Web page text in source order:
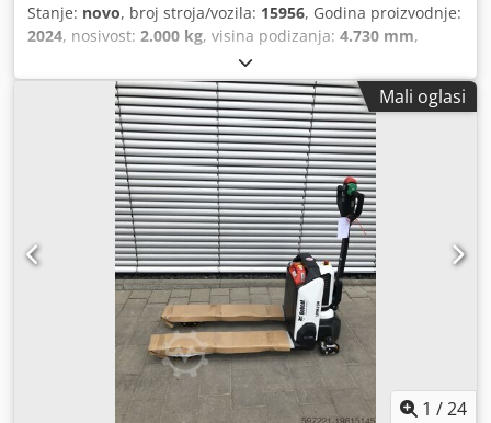
Stanje: novo, broj stroja/vozila: 15956, Godina proizvodnje:
2024, nosivost: 2.000 kg, visina podizanja: 4.730 mm,
, težište tereta:
goriva:električni, vrsta jarbola:triplex, građevinska visina:
, duljina vilica:1.200 mm, vrsta motora:
Električni, proizvođač: Bobcat Cedpfxozff Axj Abweha
Mali oglasi
1 /24